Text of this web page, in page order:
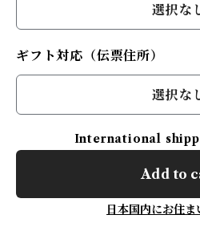
選択な
ギフト対応（伝票住所）
選択な
International
Add to
日本国内にお住ま